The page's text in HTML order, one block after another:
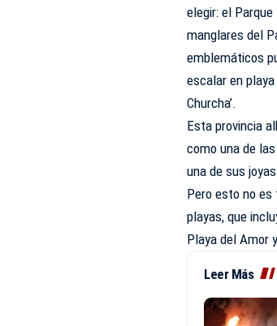
elegir: el
manglares del
emblemáticos
escalar en
Churcha’.
Esta provincia
como una de
una de sus
Pero esto no
playas, que
Playa del Amor
Leer Más